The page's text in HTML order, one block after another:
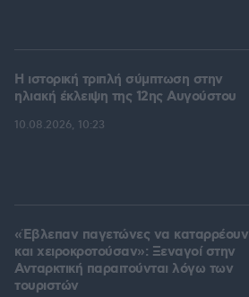
Η ιστορική τριπλή σύμπτωση στην
ηλιακή έκλειψη της 12ης Αυγούστου
10.08.2026, 10:23
«Έβλεπαν παγετώνες να καταρρέουν
και χειροκροτούσαν»: Ξεναγοί στην
Ανταρκτική παραιτούνται λόγω των
τουριστών